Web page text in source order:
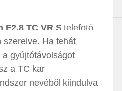
F2.8 TC VR S telefotó
szerelve. Ha tehát
gyújtótávolságot
a TC kar
nevéből kiindulva